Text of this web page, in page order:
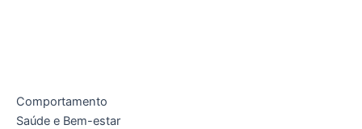
Comportamento
Saúde e Bem-estar